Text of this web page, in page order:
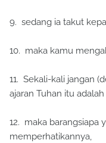
9. sedang ia takut
10. maka kamu
11. Sekali-kali jangan
ajaran Tuhan itu
12. maka barangsiapa
memperhatikannya,